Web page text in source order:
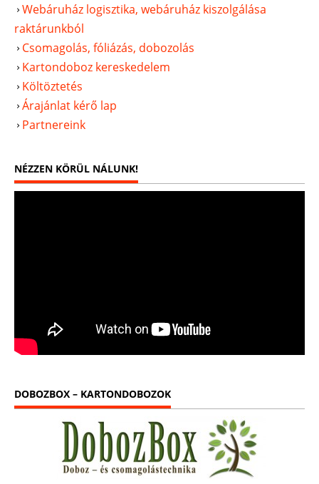
Webáruház logisztika, webáruház kiszolgálása
raktárunkból
Csomagolás, fóliázás, dobozolás
Kartondoboz kereskedelem
Költöztetés
Árajánlat kérő lap
Partnereink
NÉZZEN KÖRÜL NÁLUNK!
DOBOZBOX – KARTONDOBOZOK